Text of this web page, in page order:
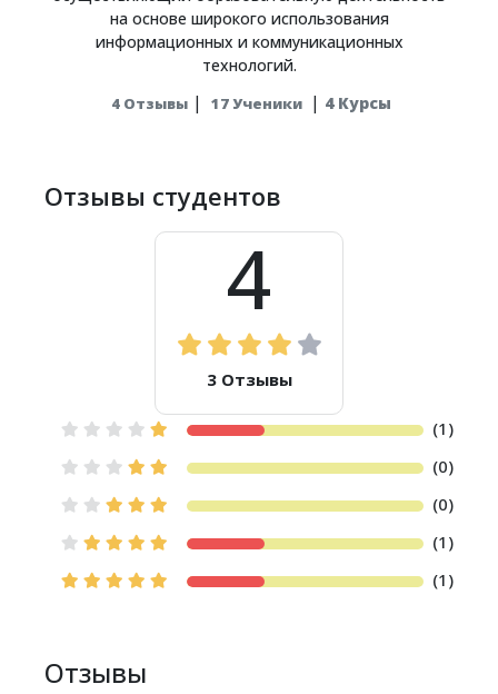
на основе широкого использования
информационных и коммуникационных
технологий.
4 Отзывы | 17 Ученики | 4 Курсы
Отзывы студентов
4
3 Отзывы
(1)
(0)
(0)
(1)
(1)
Отзывы